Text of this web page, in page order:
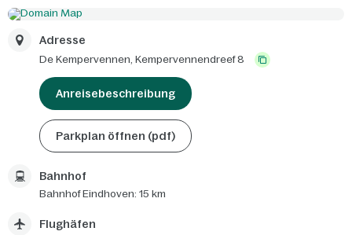
Adresse
De Kempervennen, Kempervennendreef 8
Anreisebeschreibung
Parkplan öffnen (pdf)
Bahnhof
Bahnhof Eindhoven: 15 km
Flughäfen